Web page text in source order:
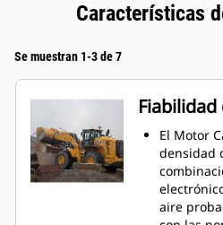
Características
Se muestran 1-3 de 7
El Motor
densidad
aire